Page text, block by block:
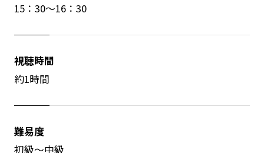
15：30～16：30
視聴時間
約1時間
難易度
初級～中級